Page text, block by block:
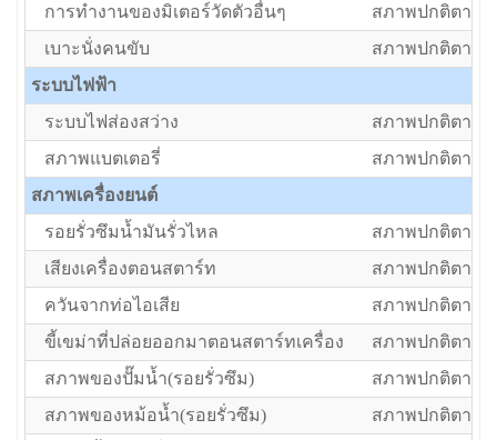
การทำงานของมิเตอร์วัดตัวอื่นๆ
สภาพปกติตาม
เบาะนั่งคนขับ
สภาพปกติตาม
ระบบไฟฟ้า
ระบบไฟส่องสว่าง
สภาพปกติตาม
สภาพแบตเตอรี่
สภาพปกติตาม
สภาพเครื่องยนต์
รอยรั่วซึมน้ำมันรั่วไหล
สภาพปกติตาม
เสียงเครื่องตอนสตาร์ท
สภาพปกติตาม
ควันจากท่อไอเสีย
สภาพปกติตาม
ขี้เขม่าที่ปล่อยออกมาตอนสตาร์ทเครื่อง
สภาพปกติตาม
สภาพของปั๊มน้ำ(รอยรั่วซึม)
สภาพปกติตาม
สภาพของหม้อน้ำ(รอยรั่วซึม)
สภาพปกติตาม